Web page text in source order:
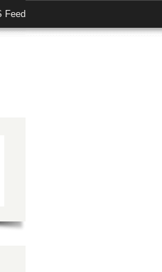
Feed